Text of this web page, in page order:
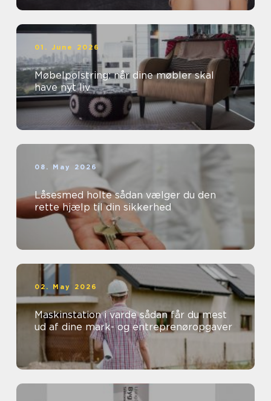
01. June 2026
Møbelpolstring: når dine møbler skal
have nyt liv
08. May 2026
Låsesmed holte sådan vælger du den
rette hjælp til din sikkerhed
02. May 2026
Maskinstation i varde sådan får du mest
ud af dine mark- og entreprenøropgaver